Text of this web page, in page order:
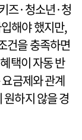
즈·청소년·청
해야 했지만,
건을 충족하면
택이 자동 반
금제와 관계
하지 않을 경